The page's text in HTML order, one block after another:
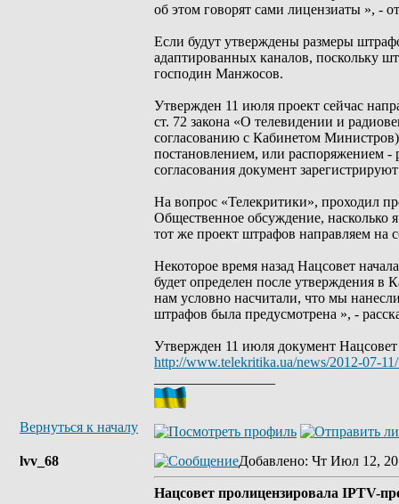
об этом говорят сами лицензиаты », -
Если будут утверждены размеры
адаптированных каналов, поскольку
господин Манжосов.
Утвержден 11 июля проект сейчас
ст. 72 закона «О телевидении и
согласованию с Кабинетом
постановлением, или распоряжением
согласования документ
На вопрос «Телекритики», проходил
Общественное обсуждение,
тот же проект штрафов направляем на
Некоторое время назад Нацсовет
будет определен после утверждения в
нам условно насчитали, что мы
штрафов была предусмотрена », -
Утвержден 11 июля документ Нацсовет
http://www.telekritika.ua/news/2012-07-
Вернуться к началу
lvv_68 Добавлено: Чт Июл 12,
Нацсовет пролицензировала IPTV-